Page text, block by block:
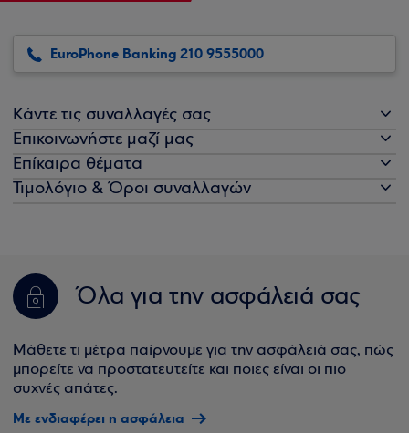
EuroPhone Banking 210 9555000
Κάντε τις συναλλαγές σας
Επικοινωνήστε μαζί μας
Επίκαιρα θέματα
Τιμολόγιο & Όροι συναλλαγών
Όλα για την ασφάλειά σας
Μάθετε τι μέτρα παίρνουμε για την ασφάλειά σας, πώς
μπορείτε να προστατευτείτε και ποιες είναι οι πιο
συχνές απάτες.
Με ενδιαφέρει η ασφάλεια